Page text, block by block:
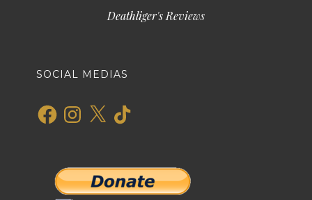
Deathliger's Reviews
SOCIAL MEDIAS
FacebookInstagram
X TikTok